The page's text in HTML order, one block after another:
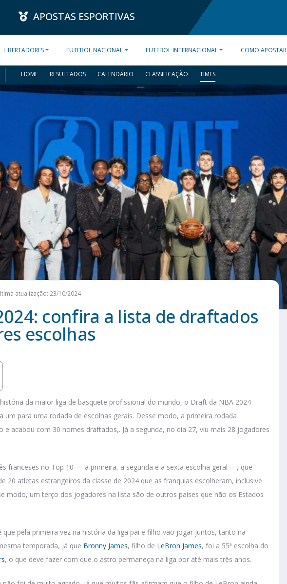
APOSTAS ESPORTIVAS
LIBERTADORES FUTEBOL NACIONAL FUTEBOL INTERNACIONAL COMO APOSTAR
HOME RESULTADOS CALENDÁRIO CLASSIFICAÇÃO TIMES
atualização: 23/10/2024
confira a lista de draftados
escolhas
da maior liga de basquete profissional do mundo, o Draft da NBA 2024
um para uma rodada de escolhas gerais. Desse modo, a primeira rodada
e acabou com 30 nomes draftados,. Já a segunda, no dia 27, viu mais 28 jogadores
franceses no Top 10 — a primeira, a segunda e a sexta escolha geral —, que
20 atletas estrangeiros da classe de 2024 que as franquias escolheram, inclusive
modo, um terço dos jogadores na lista são de outros países que não os Estados
pela primeira vez na história da liga pai e filho vão jogar juntos, tanto na
temporada, já que Bronny James, filho de LeBron James, foi a 55ª escolha do
, o que deve fazer com que o astro permaneça na liga por até mais três anos.